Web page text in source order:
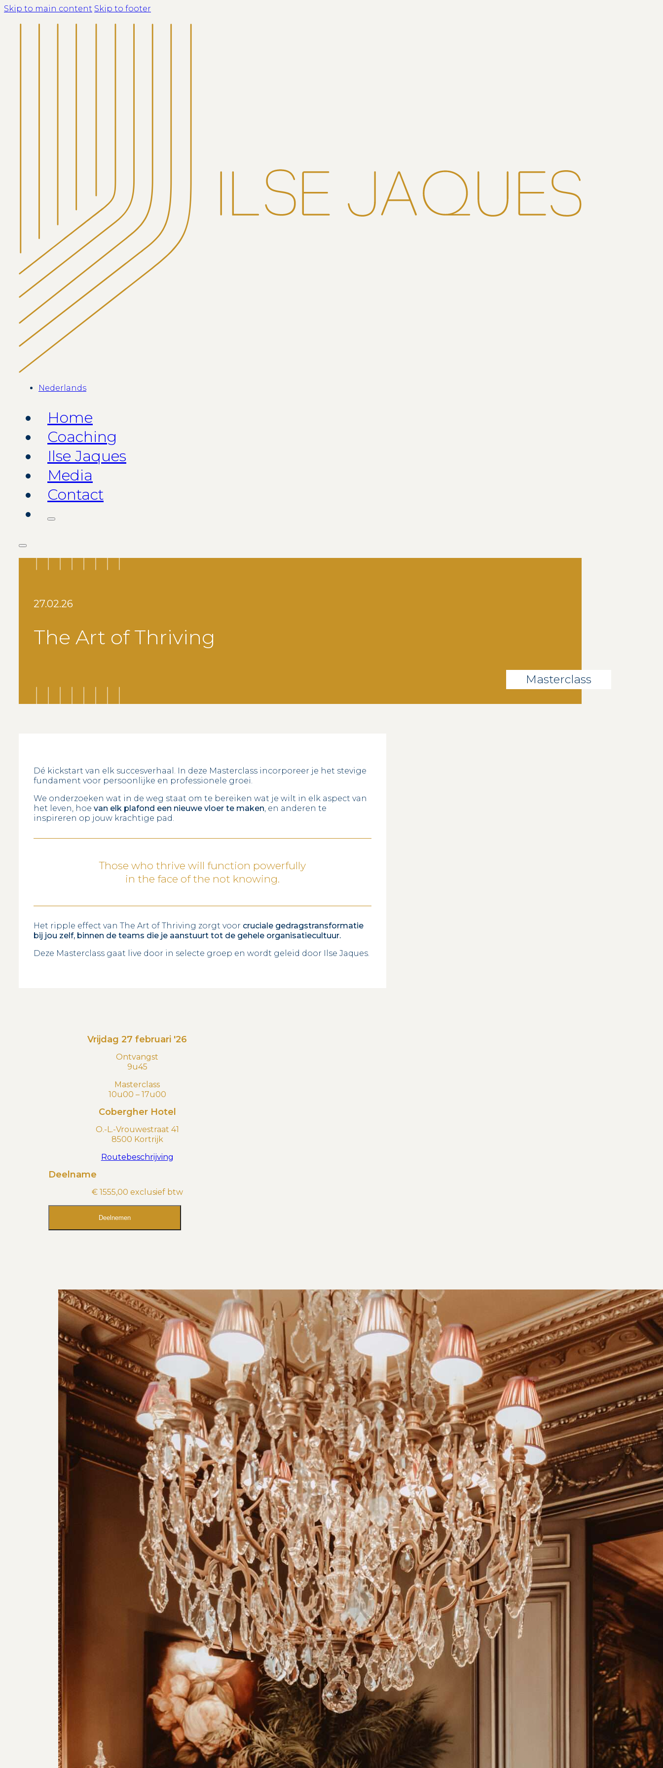
Skip to main content Skip to footer
Nederlands
Home
Coaching
Ilse Jaques
Media
Contact
27.02.26
The Art of Thriving
Masterclass
Dé kickstart van elk succesverhaal. In deze Masterclass incorporeer je het stevige
fundament voor persoonlijke en professionele groei.
We onderzoeken wat in de weg staat om te bereiken wat je wilt in elk aspect van
het leven, hoe van elk plafond een nieuwe vloer te maken, en anderen te
inspireren op jouw krachtige pad.
Those who thrive will function powerfully
in the face of the not knowing.
Het ripple effect van The Art of Thriving zorgt voor cruciale gedragstransformatie
bij jou zelf, binnen de teams die je aanstuurt tot de gehele organisatiecultuur.
Deze Masterclass gaat live door in selecte groep en wordt geleid door Ilse Jaques.
Vrijdag 27 februari '26
Ontvangst
9u45
Masterclass
10u00 – 17u00
Cobergher Hotel
O.-L.-Vrouwestraat 41
8500 Kortrijk
Routebeschrijving
Deelname
€ 1555,00 exclusief btw
Deelnemen